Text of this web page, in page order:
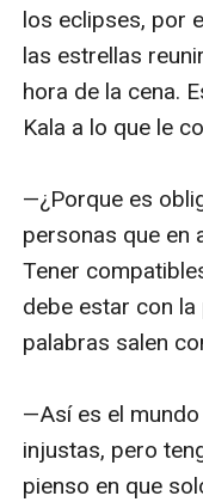
los eclipses, por
las estrellas
hora de la cena.
Kala a lo que le
—¿Porque es
personas que en
Tener
debe estar con
palabras salen
—Así es el
injustas, pero
pienso en que